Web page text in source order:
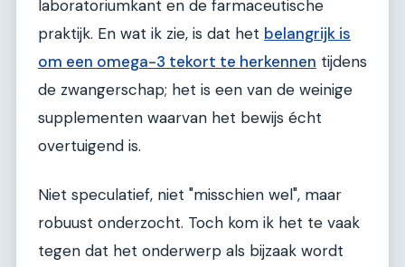
laboratoriumkant en de farmaceutische
praktijk. En wat ik zie, is dat het belangrijk is
om een omega-3 tekort te herkennen tijdens
de zwangerschap; het is een van de weinige
supplementen waarvan het bewijs écht
overtuigend is.
Niet speculatief, niet "misschien wel", maar
robuust onderzocht. Toch kom ik het te vaak
tegen dat het onderwerp als bijzaak wordt